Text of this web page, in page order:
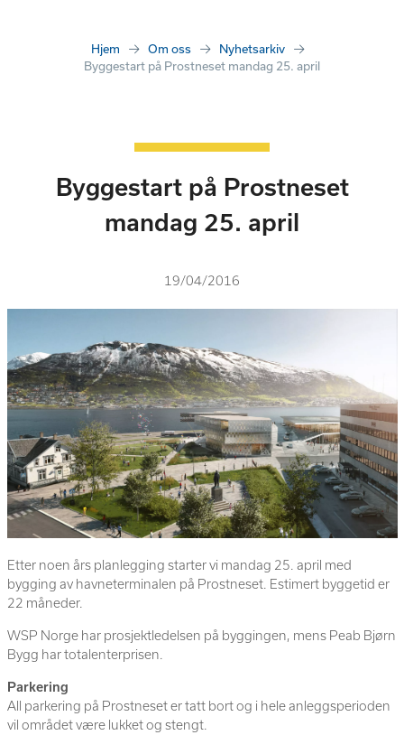
Hjem Om oss
Nyhetsarkiv
Byggestart på Prostneset mandag 25. april
Byggestart på Prostneset
mandag 25. april
19/04/2016
Etter noen års planlegging starter vi mandag 25. april med
bygging av havneterminalen på Prostneset. Estimert byggetid er
22 måneder.
WSP Norge har prosjektledelsen på byggingen, mens Peab Bjørn
Bygg har totalenterprisen.
Parkering
All parkering på Prostneset er tatt bort og i hele anleggsperioden
vil området være lukket og stengt.